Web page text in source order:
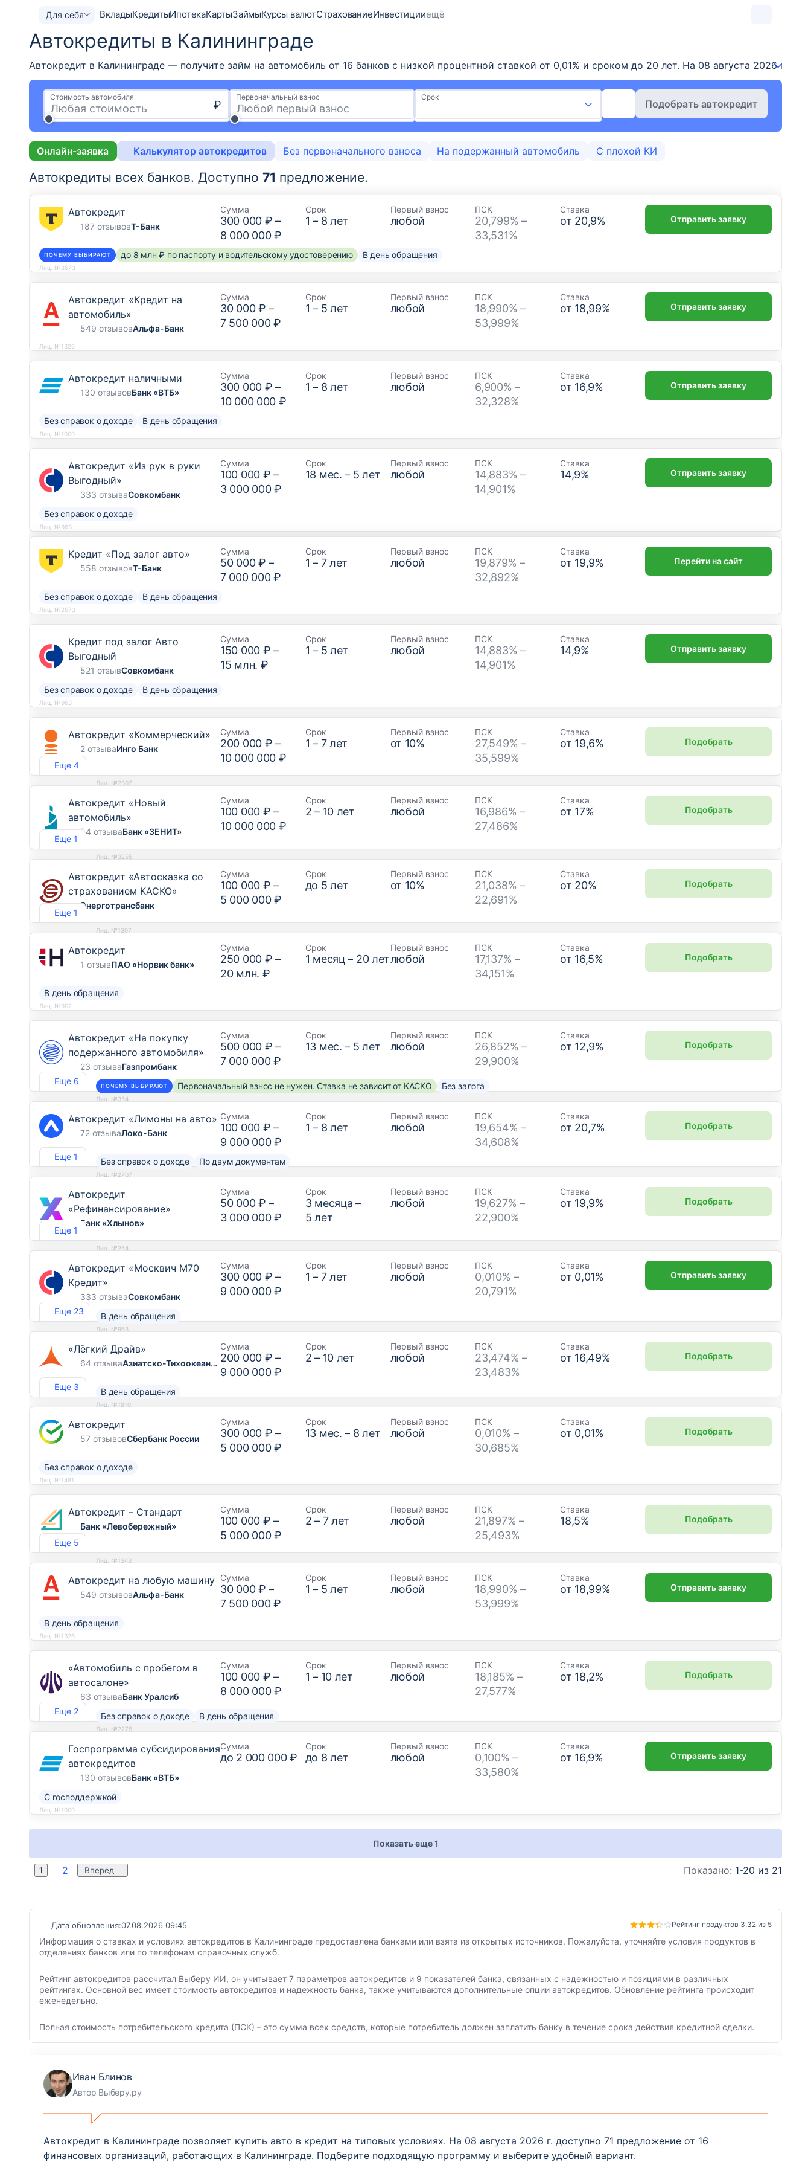
Для себя ВкладыКредитыИпотекаКартыЗаймыКурсы валютСтрахованиеИнвестицииещё
Автокредиты в Калининграде
Автокредит в Калининграде — получите займ на автомобиль от 16 банков с низкой процентной ставкой от 0,01% и сроком до 20 лет. На 08 августа 2026 г.
Стоимость автомобиля
₽
Первоначальный взнос Срок
Подобрать автокредит
Онлайн-заявка Калькулятор автокредитов Без первоначального взноса На подержанный автомобиль С плохой КИ
Автокредиты всех банков. Доступно 71 предложение.
Автокредит
187 отзывовТ-Банк
Сумма
300 000 ₽ –
8 000 000 ₽
Срок
1 – 8 лет
Первый взнос
любой
ПСК
20,799% –
33,531%
Ставка
от 20,9%
ПОЧЕМУ ВЫБИРАЮТ до 8 млн ₽ по паспорту и водительскому удостоверению В день обращения
Отправить заявку
Лиц. №2673
Автокредит «Кредит на
автомобиль»
549 отзывовАльфа-Банк
Сумма
30 000 ₽ –
7 500 000 ₽
Срок
1 – 5 лет
Первый взнос
любой
ПСК
18,990% –
53,999%
Ставка
от 18,99% Отправить заявку
Лиц. №1326
Автокредит наличными
130 отзывовБанк «ВТБ»
Сумма
300 000 ₽ –
10 000 000 ₽
Срок
1 – 8 лет
Первый взнос
любой
ПСК
6,900% –
32,328%
Ставка
от 16,9%
Без справок о доходе В день обращения
Отправить заявку
Лиц. №1000
Автокредит «Из рук в руки
Выгодный»
333 отзываСовкомбанк
Сумма
100 000 ₽ –
3 000 000 ₽
Срок
18 мес. – 5 лет
Первый взнос
любой
ПСК
14,883% –
14,901%
Ставка
14,9%
Без справок о доходе
Отправить заявку
Лиц. №963
Кредит «Под залог авто»
558 отзывовТ-Банк
Сумма
50 000 ₽ –
7 000 000 ₽
Срок
1 – 7лет
Первый взнос
любой
ПСК
19,879% –
32,892%
Ставка
от 19,9%
Без справок о доходе В день обращения
Перейти на сайт
Лиц. №2673
Кредит под залог Авто
Выгодный
521 отзывСовкомбанк
Сумма
150 000 ₽ –
15 млн. ₽
Срок
1 – 5 лет
Первый взнос
любой
ПСК
14,883% –
14,901%
Ставка
14,9%
Без справок о доходе В день обращения
Отправить заявку
Лиц. №963
Еще 4
Автокредит «Коммерческий»
2 отзываИнго Банк
Сумма
200 000 ₽ –
10 000 000 ₽
Срок
1 – 7лет
Первый взнос
от 10%
ПСК
27,549% –
35,599%
Ставка
от 19,6% Подобрать
Лиц. №2307
Еще 1
Автокредит «Новый
автомобиль»
54 отзываБанк «ЗЕНИТ»
Сумма
100 000 ₽ –
10 000 000 ₽
Срок
2 – 10 лет
Первый взнос
любой
ПСК
16,986% –
27,486%
Ставка
от 17% Подобрать
Лиц. №3255
Еще 1
Автокредит «Автосказка со
страхованием КАСКО»
Энерготрансбанк
Сумма
100 000 ₽ –
5 000 000 ₽
Срок
до 5 лет
Первый взнос
от 10%
ПСК
21,038% –
22,691%
Ставка
от 20% Подобрать
Лиц. №1307
Автокредит
1 отзывПАО «Норвик банк»
Сумма
250 000 ₽ –
20 млн. ₽
Срок
1 месяц – 20лет
Первый взнос
любой
ПСК
17,137% –
34,151%
Ставка
от 16,5%
В день обращения
Подобрать
Лиц. №902
Еще 6
Автокредит «На покупку
подержанного автомобиля»
23 отзываГазпромбанк
Сумма
500 000 ₽ –
7 000 000 ₽
Срок
13 мес. – 5 лет
Первый взнос
любой
ПСК
26,852% –
29,900%
Ставка
от 12,9%
ПОЧЕМУ ВЫБИРАЮТ Первоначальный взнос не нужен. Ставка не зависит от КАСКО Без залога
Подобрать
Лиц. №354
Еще 1
Автокредит «Лимоны на авто»
72 отзываЛоко-Банк
Сумма
100 000 ₽ –
9 000 000 ₽
Срок
1 – 8 лет
Первый взнос
любой
ПСК
19,654% –
34,608%
Ставка
от 20,7%
Без справок о доходе По двум документам
Подобрать
Лиц. №2707
Еще 1
Автокредит
«Рефинансирование»
Банк «Хлынов»
Сумма
50 000 ₽ –
3 000 000 ₽
Срок
3месяца –
5 лет
Первый взнос
любой
ПСК
19,627% –
22,900%
Ставка
от 19,9% Подобрать
Лиц. №254
Еще 23
Автокредит «Москвич М70
Кредит»
333 отзываСовкомбанк
Сумма
300 000 ₽ –
9 000 000 ₽
Срок
1 – 7лет
Первый взнос
любой
ПСК
0,010% –
20,791%
Ставка
от 0,01%
В день обращения
Отправить заявку
Лиц. №963
Еще 3
«Лёгкий Драйв»
64 отзыва Азиатско-Тихоокеанский Банк
Сумма
200 000 ₽ –
9 000 000 ₽
Срок
2 – 10 лет
Первый взнос
любой
ПСК
23,474% –
23,483%
Ставка
от 16,49%
В день обращения
Подобрать
Лиц. №1810
Автокредит
57 отзывовСбербанк России
Сумма
300 000 ₽ –
5 000 000 ₽
Срок
13 мес. – 8 лет
Первый взнос
любой
ПСК
0,010% –
30,685%
Ставка
от 0,01%
Без справок о доходе
Подобрать
Лиц. №1481
Еще 5
Автокредит – Стандарт
Банк «Левобережный»
Сумма
100 000 ₽ –
5 000 000 ₽
Срок
2 – 7лет
Первый взнос
любой
ПСК
21,897% –
25,493%
Ставка
18,5% Подобрать
Лиц. №1343
Автокредит на любую машину
549 отзывовАльфа-Банк
Сумма
30 000 ₽ –
7 500 000 ₽
Срок
1 – 5 лет
Первый взнос
любой
ПСК
18,990% –
53,999%
Ставка
от 18,99%
В день обращения
Отправить заявку
Лиц. №1326
Еще 2
«Автомобиль с пробегом в
автосалоне»
63 отзываБанк Уралсиб
Сумма
100 000 ₽ –
8 000 000 ₽
Срок
1 – 10 лет
Первый взнос
любой
ПСК
18,185% –
27,577%
Ставка
от 18,2%
Без справок о доходе В день обращения
Подобрать
Лиц. №2275
Госпрограмма субсидирования
автокредитов
130 отзывовБанк «ВТБ»
Сумма
до 2 000 000 ₽
Срок
до 8 лет
Первый взнос
любой
ПСК
0,100% –
33,580%
Ставка
от 16,9%
С господдержкой
Отправить заявку
Лиц. №1000
Показать еще 1
1 2 Вперед Показано: 1-20 из 21
Дата обновления:07.08.2026 09:45 Рейтинг продуктов 3,32 из 5
Информация о ставках и условиях автокредитов в Калининграде предоставлена банками или взята из открытых источников. Пожалуйста, уточняйте условия продуктов в
отделениях банков или по телефонам справочных служб.
Рейтинг автокредитов рассчитал Выберу ИИ, он учитывает 7 параметров автокредитов и 9 показателей банка, связанных с надежностью и позициями в различных
рейтингах. Основной вес имеет стоимость автокредитов и надежность банка, также учитываются дополнительные опции автокредитов. Обновление рейтинга происходит
еженедельно.
Полная стоимость потребительского кредита (ПСК) – это сумма всех средств, которые потребитель должен заплатить банку в течение срока действия кредитной сделки.
Иван Блинов
Автор Выберу.ру
Автокредит в Калининграде позволяет купить авто в кредит на типовых условиях. На 08 августа 2026 г. доступно 71 предложение от 16
финансовых организаций, работающих в Калининграде. Подберите подходящую программу и выберите удобный вариант.